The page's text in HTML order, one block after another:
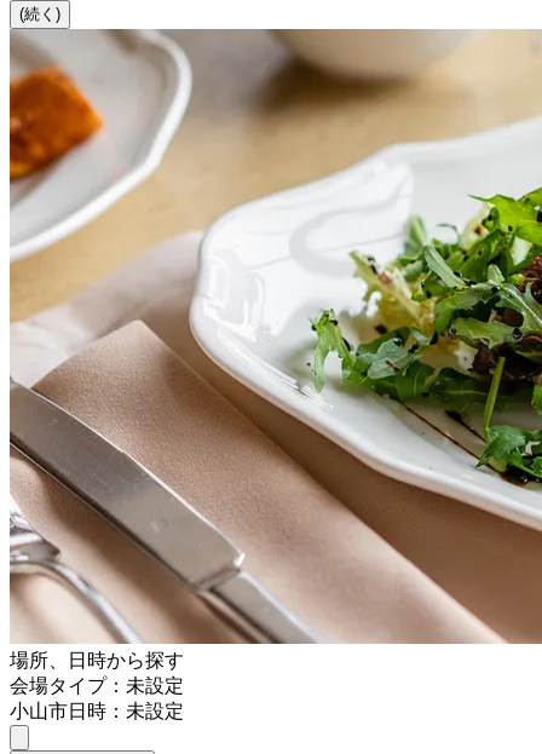
(続く)
場所、日時から探す
会場タイプ：未設定
小山市日時：未設定